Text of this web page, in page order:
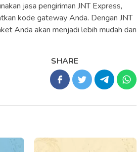
jasa pengiriman JNT Express,
kode gateway Anda. Dengan JNT
Anda akan menjadi lebih mudah dan
SHARE